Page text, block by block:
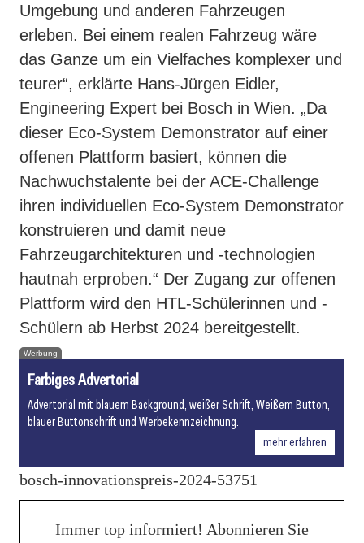
Umgebung und anderen Fahrzeugen
erleben. Bei einem realen Fahrzeug wäre
das Ganze um ein Vielfaches komplexer und
teurer“, erklärte Hans-Jürgen Eidler,
Engineering Expert bei Bosch in Wien. „Da
dieser Eco-System Demonstrator auf einer
offenen Plattform basiert, können die
Nachwuchstalente bei der ACE-Challenge
ihren individuellen Eco-System Demonstrator
konstruieren und damit neue
Fahrzeugarchitekturen und -technologien
hautnah erproben.“ Der Zugang zur offenen
Plattform wird den HTL-Schülerinnen und -
Schülern ab Herbst 2024 bereitgestellt.
Werbung
Farbiges Advertorial
Advertorial mit blauem Background, weißer Schrift, Weißem Button,
blauer Buttonschrift und Werbekennzeichnung.
mehr erfahren
bosch-innovationspreis-2024-53751
Immer top informiert! Abonnieren Sie